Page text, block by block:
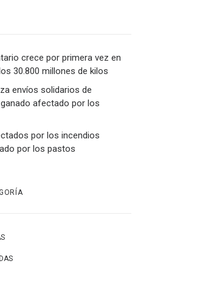
crece por primera vez en
30.800 millones de kilos
envíos solidarios de
afectado por los
por los incendios
por los pastos